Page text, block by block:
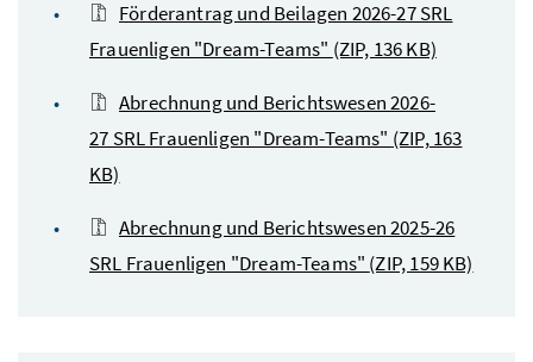
Förderantrag und Beilagen 2026-27 SRL
Frauenligen "Dream-Teams" (ZIP, 136 KB)
Abrechnung und Berichtswesen 2026-
27 SRL Frauenligen "Dream-Teams" (ZIP, 163
KB)
Abrechnung und Berichtswesen 2025-26
SRL Frauenligen "Dream-Teams" (ZIP, 159 KB)